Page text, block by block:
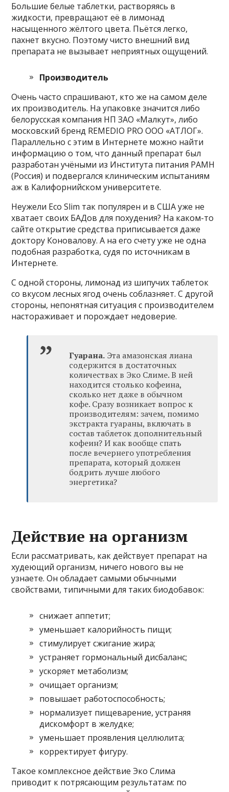
Большие белые таблетки, растворяясь в
жидкости, превращают её в лимонад
насыщенного жёлтого цвета. Пьётся легко,
пахнет вкусно. Поэтому чисто внешний вид
препарата не вызывает неприятных ощущений.
Производитель
Очень часто спрашивают, кто же на самом деле
их производитель. На упаковке значится либо
белорусская компания НП ЗАО «Малкут», либо
московский бренд REMEDIO PRO ООО «АТЛОГ».
Параллельно с этим в Интернете можно найти
информацию о том, что данный препарат был
разработан учёными из Института питания РАМН
(Россия) и подвергался клиническим испытаниям
аж в Калифорнийском университете.
Неужели Eco Slim так популярен и в США уже не
хватает своих БАДов для похудения? На каком-то
сайте открытие средства приписывается даже
доктору Коновалову. А на его счету уже не одна
подобная разработка, судя по источникам в
Интернете.
С одной стороны, лимонад из шипучих таблеток
со вкусом лесных ягод очень соблазняет. С другой
стороны, непонятная ситуация с производителем
настораживает и порождает недоверие.
Гуарана. Эта амазонская лиана
содержится в достаточных
количествах в Эко Слиме. В ней
находится столько кофеина,
сколько нет даже в обычном
кофе. Сразу возникает вопрос к
производителям: зачем, помимо
экстракта гуараны, включать в
состав таблеток дополнительный
кофеин? И как вообще спать
после вечернего употребления
препарата, который должен
бодрить лучше любого
энергетика?
Действие на организм
Если рассматривать, как действует препарат на
худеющий организм, ничего нового вы не
узнаете. Он обладает самыми обычными
свойствами, типичными для таких биодобавок:
снижает аппетит;
уменьшает калорийность пищи;
стимулирует сжигание жира;
устраняет гормональный дисбаланс;
ускоряет метаболизм;
очищает организм;
повышает работоспособность;
нормализует пищеварение, устраняя
дискомфорт в желудке;
уменьшает проявления целлюлита;
корректирует фигуру.
Такое комплексное действие Эко Слима
приводит к потрясающим результатам: по